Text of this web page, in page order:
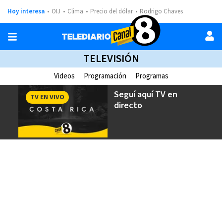
Hoy interesa OIJ Clima Precio del dólar Rodrigo Chaves
TELEVISIÓN
Videos Programación Programas
Seguí aquíTV en
directo
TV EN VIVO